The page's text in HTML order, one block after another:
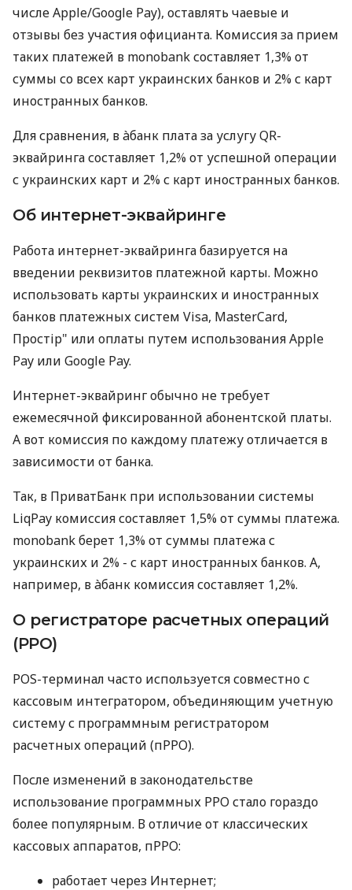
числе Apple/Google Pay), оставлять чаевые и
отзывы без участия официанта. Комиссия за прием
таких платежей в monobank составляет 1,3% от
суммы со всех карт украинских банков и 2% с карт
иностранных банков.
Для сравнения, в àбанк плата за услугу QR-
эквайринга составляет 1,2% от успешной операции
с украинских карт и 2% с карт иностранных банков.
Об интернет-эквайринге
Работа интернет-эквайринга базируется на
введении реквизитов платежной карты. Можно
использовать карты украинских и иностранных
банков платежных систем Visa, MasterCard,
Простір" или оплаты путем использования Apple
Pay или Google Pay.
Интернет-эквайринг обычно не требует
ежемесячной фиксированной абонентской платы.
А вот комиссия по каждому платежу отличается в
зависимости от банка.
Так, в ПриватБанк при использовании системы
LiqPay комиссия составляет 1,5% от суммы платежа.
monobank берет 1,3% от суммы платежа с
украинских и 2% - с карт иностранных банков. А,
например, в àбанк комиссия составляет 1,2%.
О регистраторе расчетных операций
(РРО)
POS-терминал часто используется совместно с
кассовым интегратором, объединяющим учетную
систему с программным регистратором
расчетных операций (пРРО).
После изменений в законодательстве
использование программных РРО стало гораздо
более популярным. В отличие от классических
кассовых аппаратов, пРРО:
работает через Интернет;